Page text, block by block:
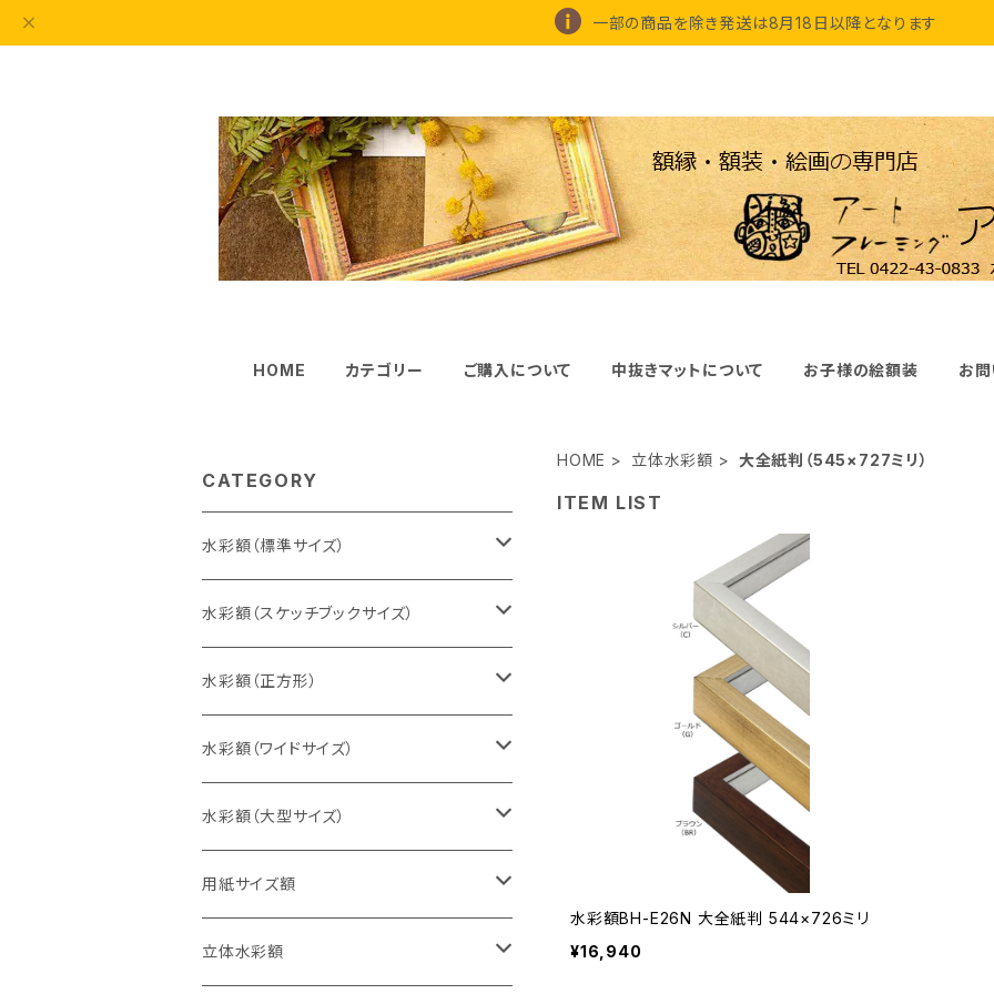
一部の商品を除き発送は8月18日以降となります
HOME カテゴリー ご購入について 中抜きマットについて お子様の絵額装 お
HOME 立体水彩額 大全紙判（545×727ミリ）
ITEM LIST
水彩額BH-E26N 大全紙判 544×726ミリ
¥16,940
CATEGORY
水彩額（標準サイズ）
インチ判（203×254ミリ）
八切判（242×303ミリ）
太子判（288×379ミリ）
四切判（348×424ミリ）
大衣判（394×509ミリ）
半切判（424×545ミリ）
水彩額（スケッチブックサイズ）
スケッチ4Ｆ（352×443ミリ）
スケッチ6Ｆ（458×550ミリ）
スケッチ8Ｆ（520×595ミリ）
スケッチ10Ｆ（595×670ミリ）
水彩額（正方形）
10cm正方形（100×100ミリ）
15cm正方形（150×150ミリ）
20cm正方形（200×200ミリ）
25cm正方形（250×250ミリ）
水彩額（ワイドサイズ）
15×30cm
20×40cm
25×50cm
水彩額（大型サイズ）
大判（660×850ミリ）
MO判（693×893ミリ）
用紙サイズ額
B5判（182×257ミリ）
立体水彩額